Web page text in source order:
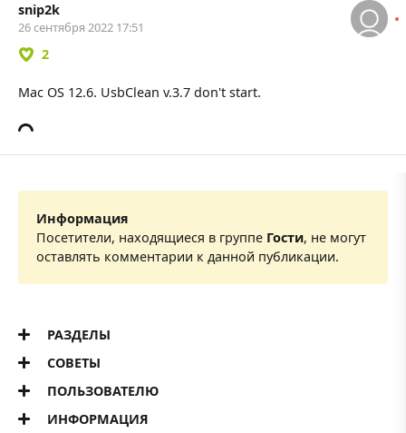
snip2k
26 сентября 2022 17:51
2
Mac OS 12.6. UsbClean v.3.7 don't start.
Информация
Посетители, находящиеся в группе Гости, не могут
оставлять комментарии к данной публикации.
РАЗДЕЛЫ
СОВЕТЫ
ПОЛЬЗОВАТЕЛЮ
ИНФОРМАЦИЯ